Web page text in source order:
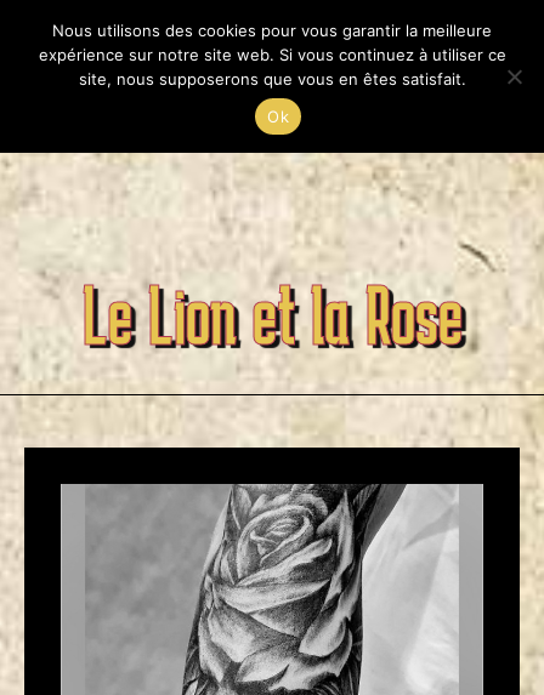
Menu
Le Lion et la Rose
Nous utilisons des cookies pour vous garantir la meilleure
expérience sur notre site web. Si vous continuez à utiliser ce
site, nous supposerons que vous en êtes satisfait.
Ok